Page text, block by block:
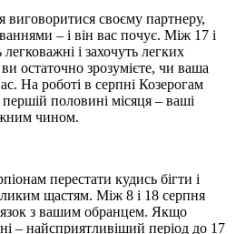
виговоритися своєму партнеру,
– і він вас почує. Між 17 і
і захочуть легких
остаточно зрозумієте, чи ваша
На роботі в серпні Козерогам
половині місяця – ваші
чином.
перестати кудись бігти і
щастям. Між 8 і 18 серпня
з вашим обранцем. Якщо
– найсприятливіший період до 17